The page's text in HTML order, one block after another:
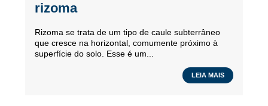
rizoma
Rizoma se trata de um tipo de caule subterrâneo
que cresce na horizontal, comumente próximo à
superfície do solo. Esse é um...
LEIA MAIS